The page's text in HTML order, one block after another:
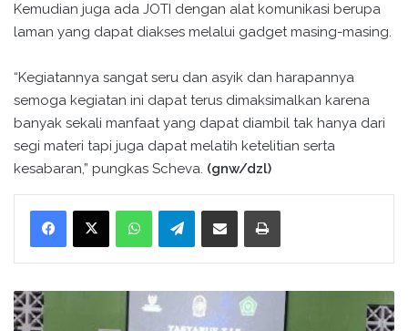
Kemudian juga ada JOTI dengan alat komunikasi berupa
laman yang dapat diakses melalui gadget masing-masing.
“Kegiatannya sangat seru dan asyik dan harapannya
semoga kegiatan ini dapat terus dimaksimalkan karena
banyak sekali manfaat yang dapat diambil tak hanya dari
segi materi tapi juga dapat melatih ketelitian serta
kesabaran,” pungkas Scheva. (gnw/dzl)
WhatsApp Telegram
U
P